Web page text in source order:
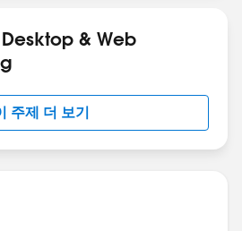
& Web
주제 더 보기